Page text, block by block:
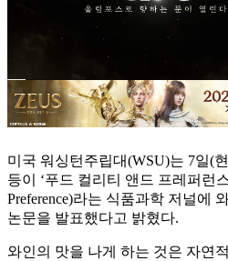
미국 워싱턴주립대(WSU)는 7일(
등이 ‘푸드 컬리티 앤드 프레퍼런
Preference)라는 식품과학 저널에
논문을 발표했다고 밝혔다.
와인의 맛을 나게 하는 것은 자연